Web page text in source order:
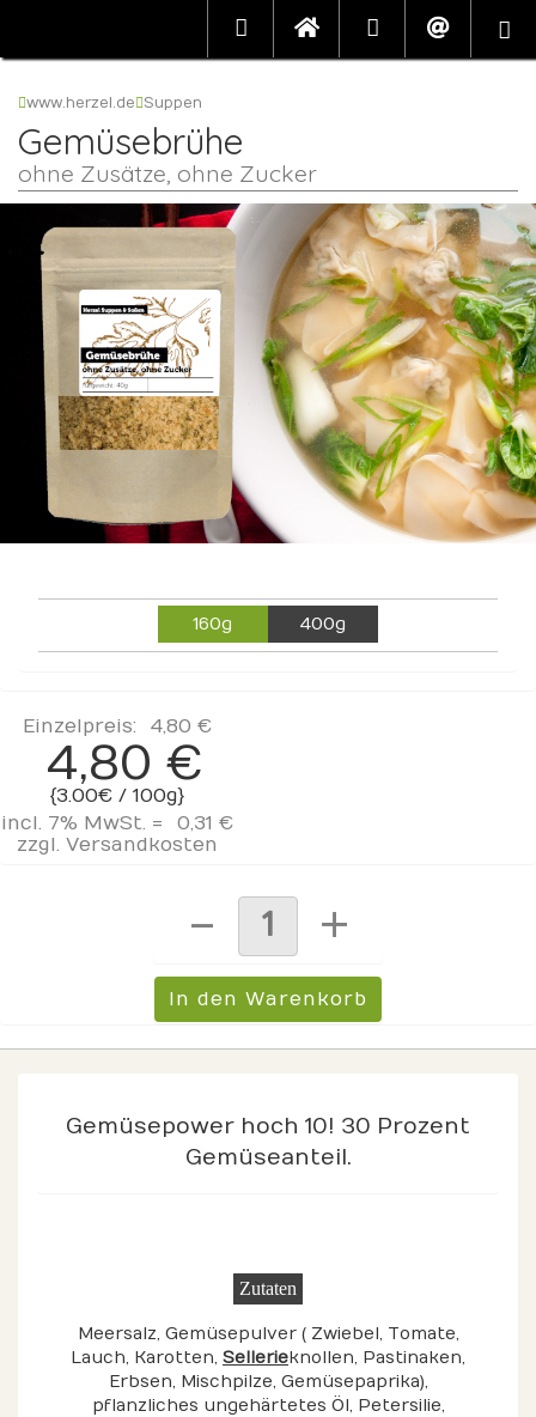
www.herzel.de Suppen
Gemüsebrühe
ohne Zusätze, ohne Zucker
160g 400g
Einzelpreis: 4,80 €
4,80 €
{3.00€ / 100g}
incl. 7% MwSt. =
0,31 €
zzgl. Versandkosten
Gemüsepower hoch 10! 30 Prozent
Gemüseanteil.
Zutaten
Meersalz, Gemüsepulver ( Zwiebel, Tomate,
Lauch, Karotten, Sellerieknollen, Pastinaken,
Erbsen, Mischpilze, Gemüsepaprika),
pflanzliches ungehärtetes Öl, Petersilie,